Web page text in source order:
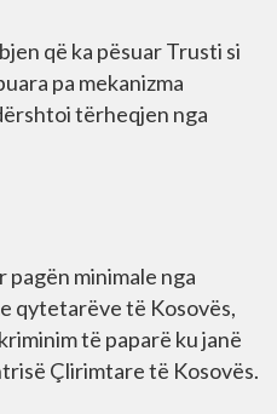
që ka pësuar Trusti si
pa mekanizma
tërheqjen nga
pagën minimale nga
qytetarëve të Kosovës,
të paparë ku janë
Çlirimtare të Kosovës.